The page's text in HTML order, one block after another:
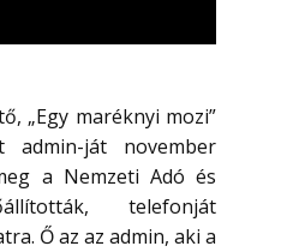
„Egy maréknyi mozi”
admin-ját november
a Nemzeti Adó és
telefonját
Ő az az admin, aki a